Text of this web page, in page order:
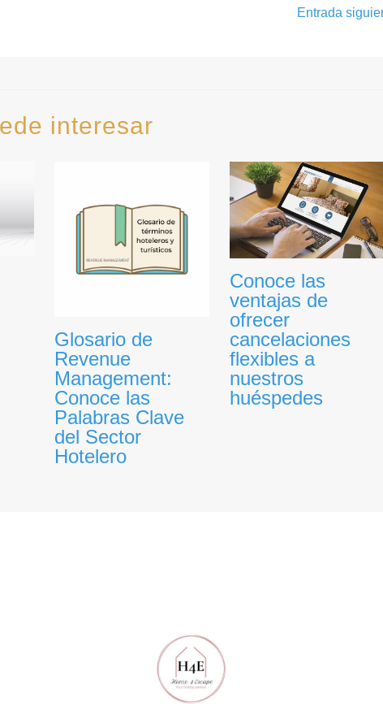
Entrada
interesar
Glosario de
Revenue
Management:
Conoce las
Palabras Clave
del Sector
Hotelero
Conoce las
ventajas de
ofrecer
cancelaciones
flexibles a
nuestros
huéspedes